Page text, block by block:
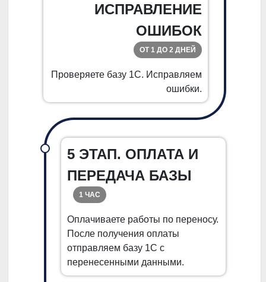
ИСПРАВЛЕНИЕ
ОШИБОК
ОТ 1 ДО 2 ДНЕЙ
Проверяете базу 1С. Исправляем
ошибки.
5 ЭТАП. ОПЛАТА И
ПЕРЕДАЧА БАЗЫ
1 ЧАС
Оплачиваете работы по переносу.
После получения оплаты
отправляем базу 1С с
перенесенными данными.